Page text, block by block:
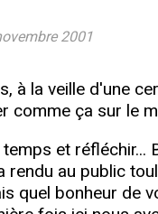
2001
à la veille d'une
comme ça sur le
et réfléchir...
rendu au public
quel bonheur de